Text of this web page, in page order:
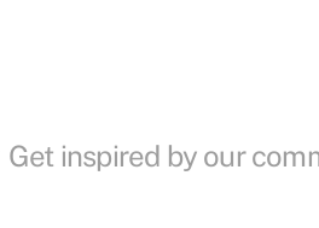
Get inspired by our